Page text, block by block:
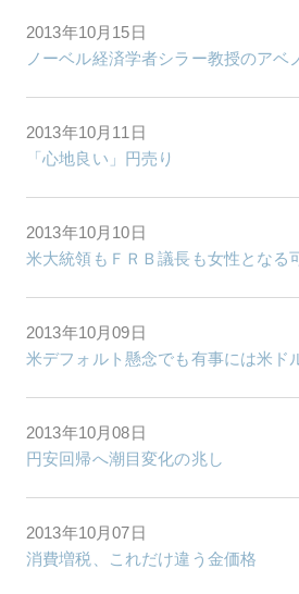
2013年10月15日
ノーベル経済学者シラー教授のアベ
2013年10月11日
「心地良い」円売り
2013年10月10日
米大統領もＦＲＢ議長も女性となる
2013年10月09日
米デフォルト懸念でも有事には米ド
2013年10月08日
円安回帰へ潮目変化の兆し
2013年10月07日
消費増税、これだけ違う金価格